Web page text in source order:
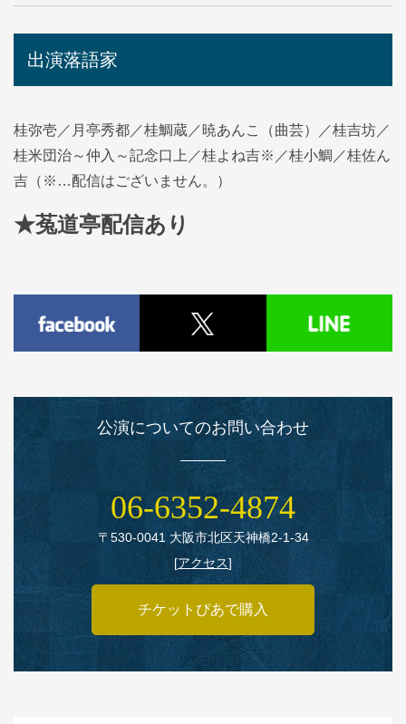
出演落語家
桂弥壱／月亭秀都／桂鯛蔵／暁あんこ（曲芸）／桂吉坊／
桂米団治～仲入～記念口上／桂よね吉※／桂小鯛／桂佐ん
吉（※…配信はございません。）
★菟道亭配信あり
公演についてのお問い合わせ
06‑6352‑4874
〒530‑0041 大阪市北区天神橋2‑1‑34
[アクセス]
チケットぴあで購入